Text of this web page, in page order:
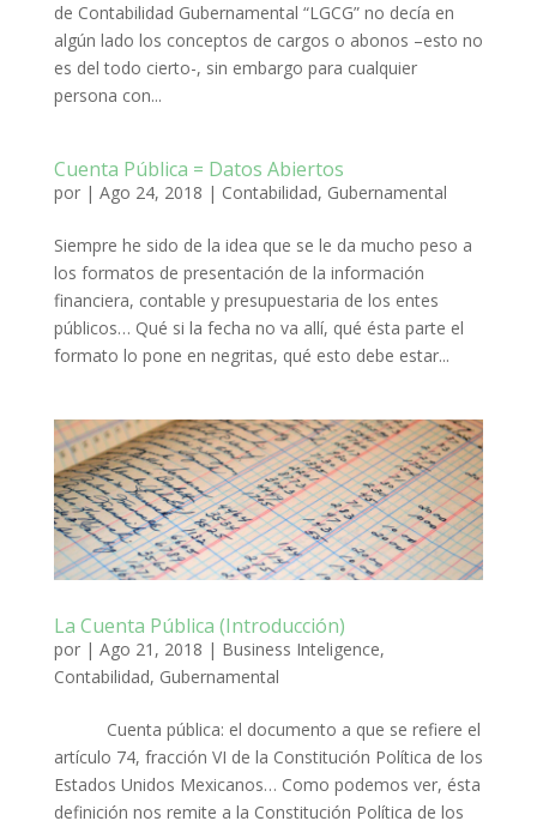
de Contabilidad Gubernamental “LGCG” no decía en
algún lado los conceptos de cargos o abonos –esto no
es del todo cierto-, sin embargo para cualquier
persona con...
Cuenta Pública = Datos Abiertos
por | Ago 24, 2018 | Contabilidad, Gubernamental
Siempre he sido de la idea que se le da mucho peso a
los formatos de presentación de la información
financiera, contable y presupuestaria de los entes
públicos… Qué si la fecha no va allí, qué ésta parte el
formato lo pone en negritas, qué esto debe estar...
La Cuenta Pública (Introducción)
por | Ago 21, 2018 | Business Inteligence,
Contabilidad, Gubernamental
Cuenta pública: el documento a que se refiere el
artículo 74, fracción VI de la Constitución Política de los
Estados Unidos Mexicanos… Como podemos ver, ésta
definición nos remite a la Constitución Política de los